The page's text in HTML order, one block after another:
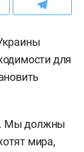
для
Мы должны
мира,